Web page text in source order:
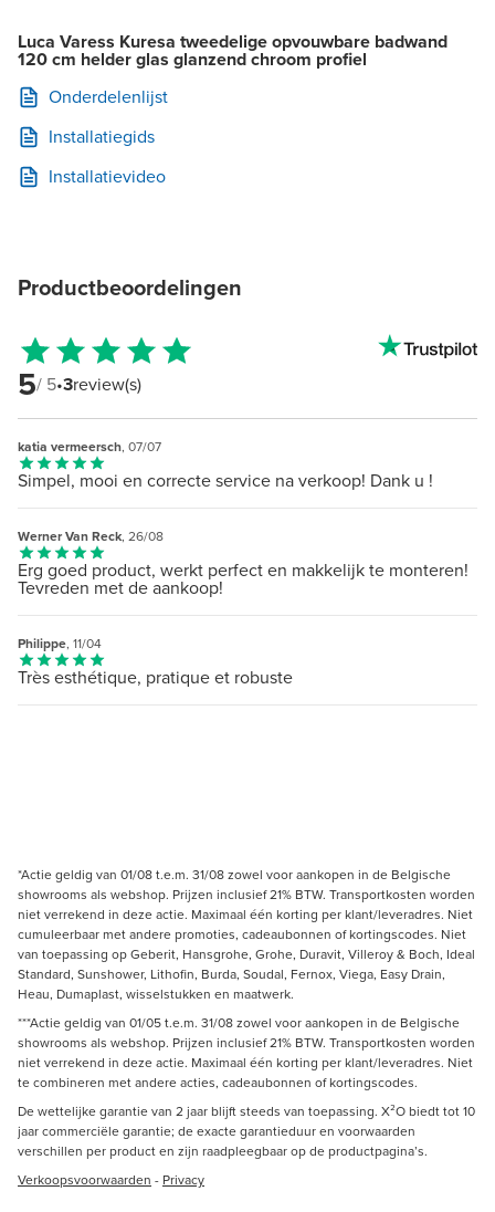
Luca Varess Kuresa tweedelige opvouwbare badwand
120 cm helder glas glanzend chroom profiel
Onderdelenlijst
Installatiegids
Installatievideo
Productbeoordelingen
5/ 5•3review(s)
katia vermeersch, 07/07
Simpel, mooi en correcte service na verkoop! Dank u !
Werner Van Reck, 26/08
Erg goed product, werkt perfect en makkelijk te monteren!
Tevreden met de aankoop!
Philippe, 11/04
Très esthétique, pratique et robuste
*Actie geldig van 01/08 t.e.m. 31/08 zowel voor aankopen in de Belgische
showrooms als webshop. Prijzen inclusief 21% BTW. Transportkosten worden
niet verrekend in deze actie. Maximaal één korting per klant/leveradres. Niet
cumuleerbaar met andere promoties, cadeaubonnen of kortingscodes. Niet
van toepassing op Geberit, Hansgrohe, Grohe, Duravit, Villeroy & Boch, Ideal
Standard, Sunshower, Lithofin, Burda, Soudal, Fernox, Viega, Easy Drain,
Heau, Dumaplast, wisselstukken en maatwerk.
***Actie geldig van 01/05 t.e.m. 31/08 zowel voor aankopen in de Belgische
showrooms als webshop. Prijzen inclusief 21% BTW. Transportkosten worden
niet verrekend in deze actie. Maximaal één korting per klant/leveradres. Niet
te combineren met andere acties, cadeaubonnen of kortingscodes.
De wettelijke garantie van 2 jaar blijft steeds van toepassing. X²O biedt tot 10
jaar commerciële garantie; de exacte garantieduur en voorwaarden
verschillen per product en zijn raadpleegbaar op de productpagina’s.
Verkoopsvoorwaarden - Privacy